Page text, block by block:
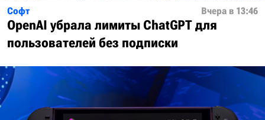
Софт Вчера в 13:46
OpenAI убрала лимиты ChatGPT для
пользователей без подписки